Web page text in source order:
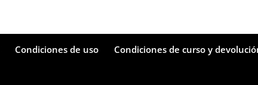
Condiciones de uso
Condiciones de curso y